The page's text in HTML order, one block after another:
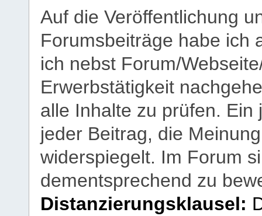
Auf die Veröffentlichung
Forumsbeiträge habe ich
ich nebst Forum/
Erwerbstätigkeit
alle Inhalte zu prüfen.
jeder Beitrag, die
widerspiegelt. Im Forum
dementsprechend zu
Distanzierungsklausel: